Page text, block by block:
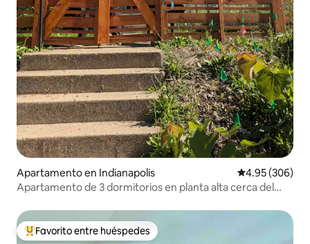
Apartamento en Indianapolis Calificación
4.95 (306)
Apartamento de 3 dormitorios en planta alta cerca del
Favorito entre huéspedes preferido
Favorito entre huéspedes